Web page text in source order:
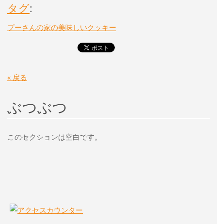
タグ:
プーさんの家の美味しいクッキー
« 戻る
ぶつぶつ
このセクションは空白です。